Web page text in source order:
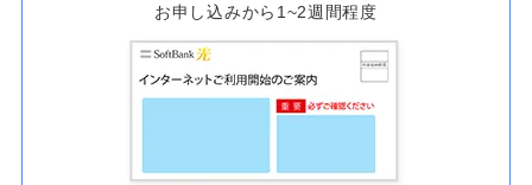
お申し込みから1~2週間程度